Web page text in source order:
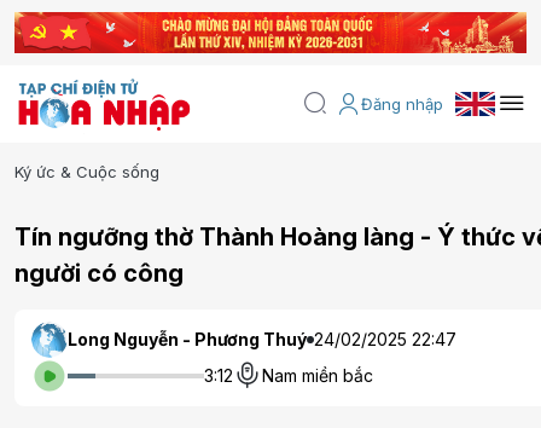
Đăng nhập
Ký ức & Cuộc sống
Tín ngưỡng thờ Thành Hoàng làng - Ý thức
người có công
Long Nguyễn - Phương Thuý 24/02/2025 22:47
3:12
Nam miền bắc